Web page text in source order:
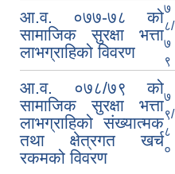
आ.व. ०७७-७८ को
सामाजिक सुरक्षा भत्ता
लाभग्राहिको विवरण
७
८/
७
९
आ.व. ०७८/७९ को
सामाजिक सुरक्षा भत्ता
लाभग्राहिको संख्यात्मक
तथा क्षेत्रगत खर्च
रकमको विवरण
७
९/
८
०